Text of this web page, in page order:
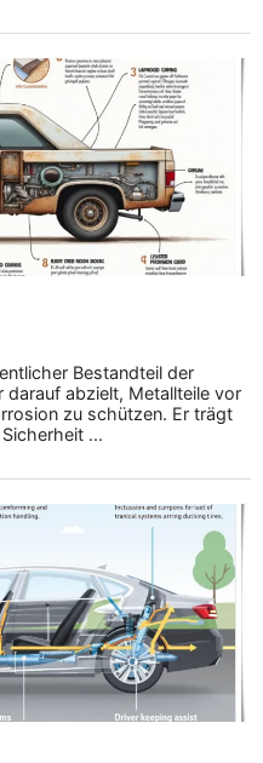
Bestandteil der
darauf abzielt, Metallteile vor
zu schützen. Er trägt
...